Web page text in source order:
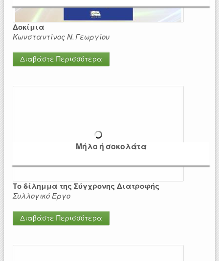
Δοκίμια
Κωνσταντίνος Ν. Γεωργίου
Διαβάστε Περισσότερα
Μήλο ή σοκολάτα
Το δίλημμα της Σύγχρονης Διατροφής
Συλλογικό Έργο
Διαβάστε Περισσότερα